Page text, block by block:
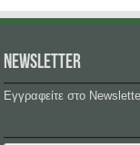
NEWSLETTER
Εγγραφείτε στο